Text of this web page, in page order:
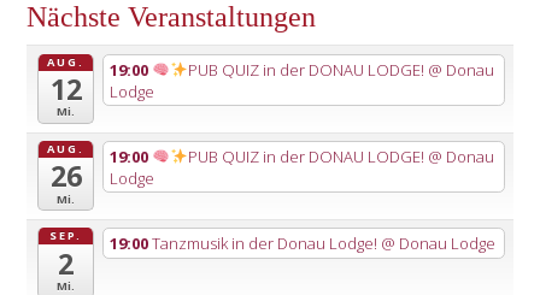
Nächste Veranstaltungen
AUG.
12
Mi.
19:00 PUB QUIZ in der DONAU LODGE! @ Donau
Lodge
AUG.
26
Mi.
19:00 PUB QUIZ in der DONAU LODGE! @ Donau
Lodge
SEP.
2
Mi.
19:00Tanzmusik in der Donau Lodge! @ Donau Lodge